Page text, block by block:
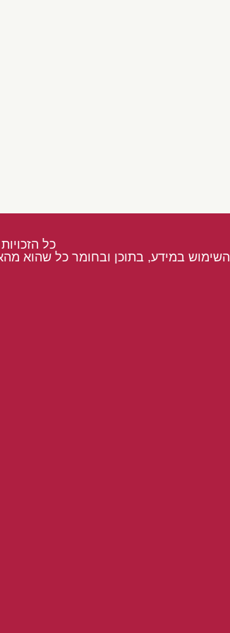
כל
השימוש במידע, בתוכן ובחומר כל שהוא